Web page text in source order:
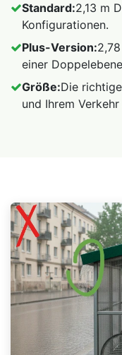
Standard:2,13 m
Konfigurationen.
Plus-Version:
einer
Größe:Die
und Ihrem Verkehr